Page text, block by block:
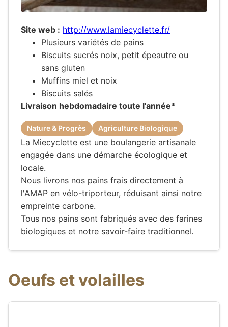
Site web : http://www.lamiecyclette.fr/
Plusieurs variétés de pains
Biscuits sucrés noix, petit épeautre ou
sans gluten
Muffins miel et noix
Biscuits salés
Livraison hebdomadaire toute l'année*
Nature & Progrès Agriculture Biologique
La Miecyclette est une boulangerie artisanale
engagée dans une démarche écologique et
locale.
Nous livrons nos pains frais directement à
l'AMAP en vélo-triporteur, réduisant ainsi notre
empreinte carbone.
Tous nos pains sont fabriqués avec des farines
biologiques et notre savoir-faire traditionnel.
Oeufs et volailles